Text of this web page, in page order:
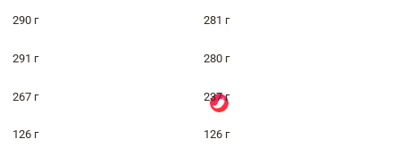
290 г 281 г
291 г 280 г
267 г 237 г
126 г 126 г